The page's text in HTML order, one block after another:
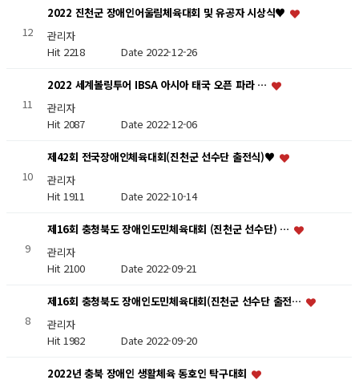
12
2022 진천군 장애인어울림체육대회 및 유공자 시상식♥
관리자
Hit 2218 Date 2022-12-26
11
2022 세계볼링투어 IBSA 아시아 태국 오픈 파라 …
관리자
Hit 2087 Date 2022-12-06
10
제42회 전국장애인체육대회(진천군 선수단 출전식)♥
관리자
Hit 1911 Date 2022-10-14
9
제16회 충청북도 장애인도민체육대회 (진천군 선수단) …
관리자
Hit 2100 Date 2022-09-21
8
제16회 충청북도 장애인도민체육대회(진천군 선수단 출전…
관리자
Hit 1982 Date 2022-09-20
2022년 충북 장애인 생활체육 동호인 탁구대회